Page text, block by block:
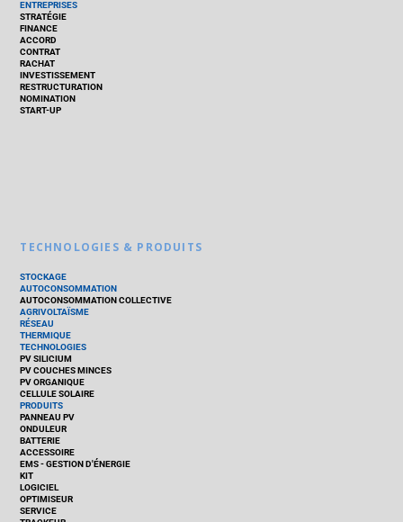
ENTREPRISES
STRATÉGIE
FINANCE
ACCORD
CONTRAT
RACHAT
INVESTISSEMENT
RESTRUCTURATION
NOMINATION
START-UP
TECHNOLOGIES & PRODUITS
STOCKAGE
AUTOCONSOMMATION
AUTOCONSOMMATION COLLECTIVE
AGRIVOLTAÏSME
RÉSEAU
THERMIQUE
TECHNOLOGIES
PV SILICIUM
PV COUCHES MINCES
PV ORGANIQUE
CELLULE SOLAIRE
PRODUITS
PANNEAU PV
ONDULEUR
BATTERIE
ACCESSOIRE
EMS - GESTION D'ÉNERGIE
KIT
LOGICIEL
OPTIMISEUR
SERVICE